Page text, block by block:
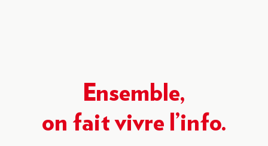
Ensemble,
on fait vivre l’info.